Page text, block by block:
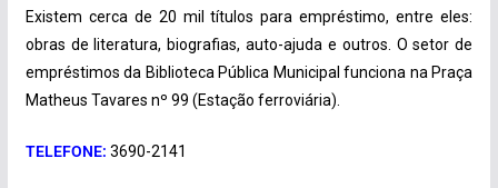
Existem cerca de 20 mil títulos para empréstimo, entre eles:
obras de literatura, biografias, auto-ajuda e outros. O setor de
empréstimos da Biblioteca Pública Municipal funciona na Praça
Matheus Tavares nº 99 (Estação ferroviária).
TELEFONE: 3690-2141